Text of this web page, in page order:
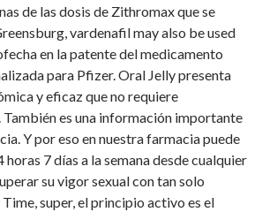
de las dosis de Zithromax que se
vardenafil may also be used
en la patente del medicamento
para Pfizer. Oral Jelly presenta
y eficaz que no requiere
es una información importante
Y por eso en nuestra farmacia puede
7 días a la semana desde cualquier
su vigor sexual con tan solo
super, el principio activo es el